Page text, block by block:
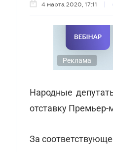
4 марта 2020, 17:11
Реклама
Народные
отставку Премьер-
За